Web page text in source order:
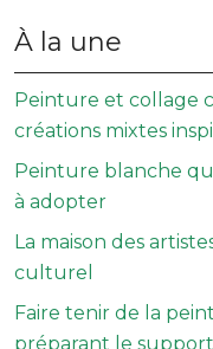
À la une
Peinture et collage
créations mixtes
Peinture blanche
à adopter
La maison des
culturel
Faire tenir de la
préparant le support